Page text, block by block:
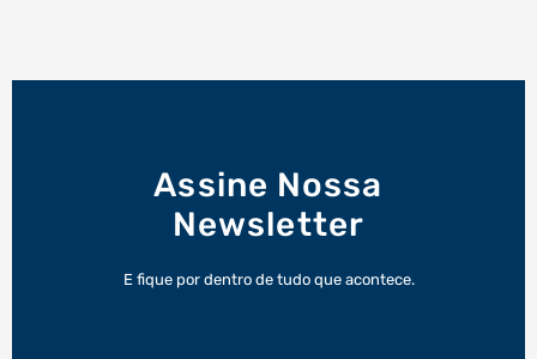
Assine Nossa
Newsletter
E fique por dentro de tudo que acontece.